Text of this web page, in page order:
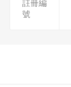
註冊編
號